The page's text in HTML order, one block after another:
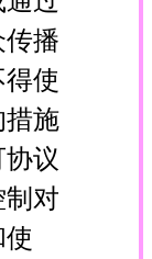
播
使
措施
议
对